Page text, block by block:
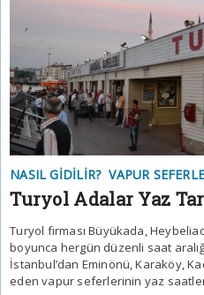
NASIL GIDILIR? VAPUR
Turyol Adalar Yaz
Turyol firması Büyükada,
boyunca hergün düzenli saat
İstanbul’dan Eminönü, Karaköy,
eden vapur seferlerinin yaz